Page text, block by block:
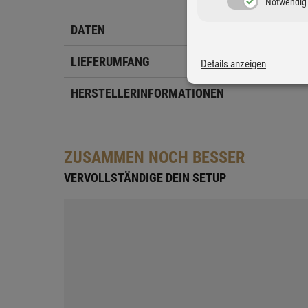
DATEN
LIEFERUMFANG
HERSTELLERINFORMATIONEN
ZUSAMMEN NOCH BESSER
VERVOLLSTÄNDIGE DEIN SETUP
Details anzeigen